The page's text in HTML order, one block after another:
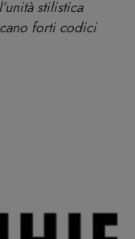
stilistica
forti codici